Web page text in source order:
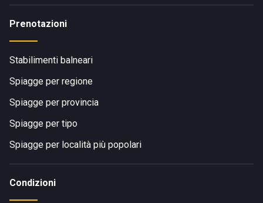
Prenotazioni
Stabilimenti balneari
Spiagge per regione
Spiagge per provincia
Spiagge per tipo
Spiagge per località più popolari
Condizioni